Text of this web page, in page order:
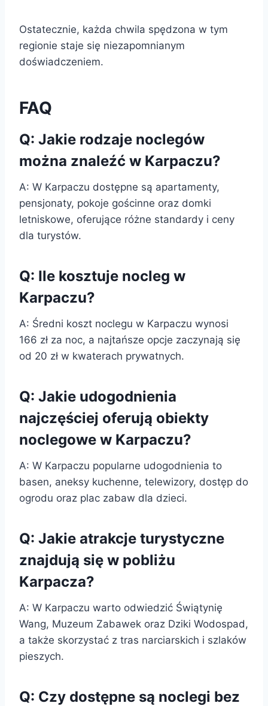
Ostatecznie, każda chwila spędzona w tym
regionie staje się niezapomnianym
doświadczeniem.
FAQ
Q: Jakie rodzaje noclegów
można znaleźć w Karpaczu?
A: W Karpaczu dostępne są apartamenty,
pensjonaty, pokoje gościnne oraz domki
letniskowe, oferujące różne standardy i ceny
dla turystów.
Q: Ile kosztuje nocleg w
Karpaczu?
A: Średni koszt noclegu w Karpaczu wynosi
166 zł za noc, a najtańsze opcje zaczynają się
od 20 zł w kwaterach prywatnych.
Q: Jakie udogodnienia
najczęściej oferują obiekty
noclegowe w Karpaczu?
A: W Karpaczu popularne udogodnienia to
basen, aneksy kuchenne, telewizory, dostęp do
ogrodu oraz plac zabaw dla dzieci.
Q: Jakie atrakcje turystyczne
znajdują się w pobliżu
Karpacza?
A: W Karpaczu warto odwiedzić Świątynię
Wang, Muzeum Zabawek oraz Dziki Wodospad,
a także skorzystać z tras narciarskich i szlaków
pieszych.
Q: Czy dostępne są noclegi bez